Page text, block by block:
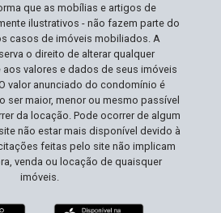
garante um retorno sobre o
é a escolha perfeita. Não
como
características comerciais
natural, são raras no
potencial para valorização,
ideal para fazer esse
Agende sua visita e
imóvel pode ser o cenário
que as mobílias e artigos de
ilustrativos - não fazem parte do
casos de imóveis mobiliados. A
o direito de alterar qualquer
valores e dados de seus imóveis
valor anunciado do condomínio é
ser maior, menor ou mesmo passível
da locação. Pode ocorrer de algum
não estar mais disponível devido à
feitas pelo site não implicam
venda ou locação de quaisquer
imóveis.